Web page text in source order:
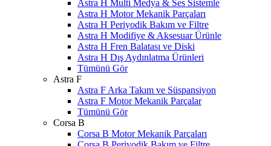
Astra H Multi Medya & Ses Sistemle
Astra H Motor Mekanik Parçaları
Astra H Periyodik Bakım ve Filtre
Astra H Modifiye & Aksesuar Ürünle
Astra H Fren Balatası ve Diski
Astra H Dış Aydınlatma Ürünleri
Tümünü Gör
Astra F
Astra F Arka Takım ve Süspansiyon
Astra F Motor Mekanik Parçalar
Tümünü Gör
Corsa B
Corsa B Motor Mekanik Parçaları